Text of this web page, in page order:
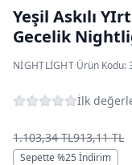
Erkek
Çocuk
Beden
Yeşil Askılı
Gecelik
NIGHTLIGHT·Ürün Kodu:
İlk
1.103,34 TL913,11 TL
Sepette %25 İndirim